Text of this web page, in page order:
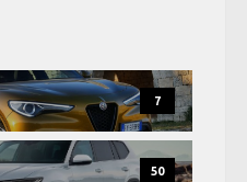
7
50